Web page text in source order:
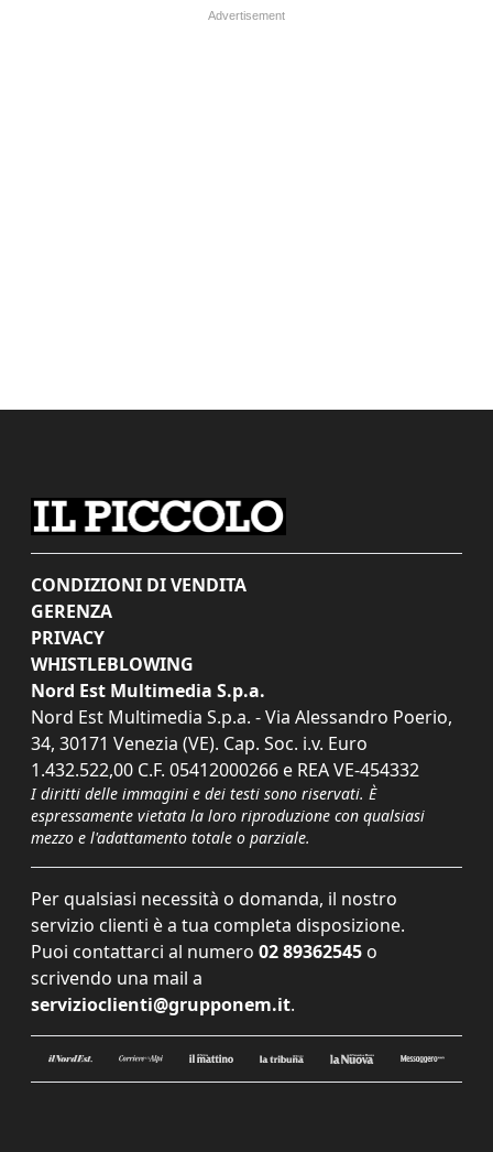
CONDIZIONI DI VENDITA
GERENZA
PRIVACY
WHISTLEBLOWING
Nord Est Multimedia S.p.a.
Nord Est Multimedia S.p.a. - Via Alessandro Poerio,
34, 30171 Venezia (VE). Cap. Soc. i.v. Euro
1.432.522,00 C.F. 05412000266 e REA VE-454332
I diritti delle immagini e dei testi sono riservati. È
espressamente vietata la loro riproduzione con qualsiasi
mezzo e l'adattamento totale o parziale.
Per qualsiasi necessità o domanda, il nostro
servizio clienti è a tua completa disposizione.
Puoi contattarci al numero 02 89362545 o
scrivendo una mail a
servizioclienti@grupponem.it.